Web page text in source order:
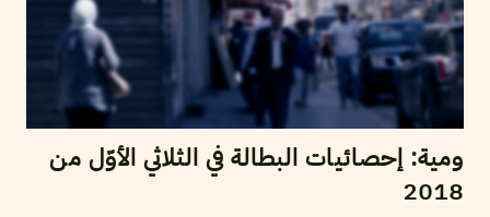
ومية: إحصائيات البطالة في الثلاثي الأوّل من
2018